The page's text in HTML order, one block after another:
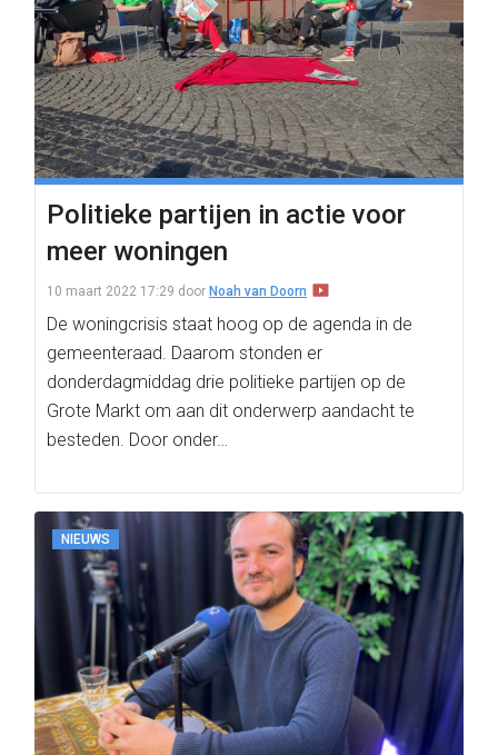
Politieke partijen in actie voor
meer woningen
10 maart 2022 17:29 door Noah van Doorn
De woningcrisis staat hoog op de agenda in de
gemeenteraad. Daarom stonden er
donderdagmiddag drie politieke partijen op de
Grote Markt om aan dit onderwerp aandacht te
besteden. Door onder…
NIEUWS